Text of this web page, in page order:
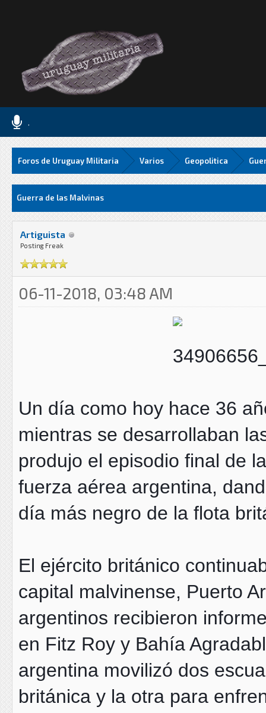
.
Foros de Uruguay Militaria Varios Geopolitica
Guerra de las Malvinas
Artiguista
Posting Freak
06-11-2018, 03:48 AM
Un día como hoy hace 36
mientras se desarrollaban
produjo el episodio final de
fuerza aérea argentina,
día más negro de la flota
El ejército británico
capital malvinense, Puerto
argentinos recibieron
en Fitz Roy y Bahía
argentina movilizó dos
británica y la otra para